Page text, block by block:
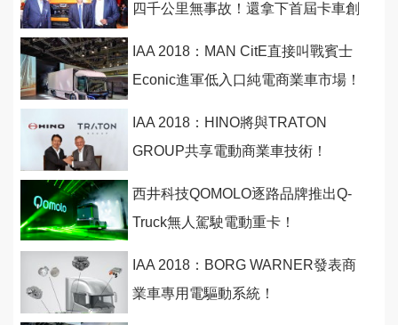
四千公里無事故！還拿下首屆卡車創
IAA 2018：MAN CitE直接叫戰賓士
Econic進軍低入口純電商業車市場！
IAA 2018：HINO將與TRATON
GROUP共享電動商業車技術！
西井科技QOMOLO逐路品牌推出Q-
Truck無人駕駛電動重卡！
IAA 2018：BORG WARNER發表商
業車專用電驅動系統！